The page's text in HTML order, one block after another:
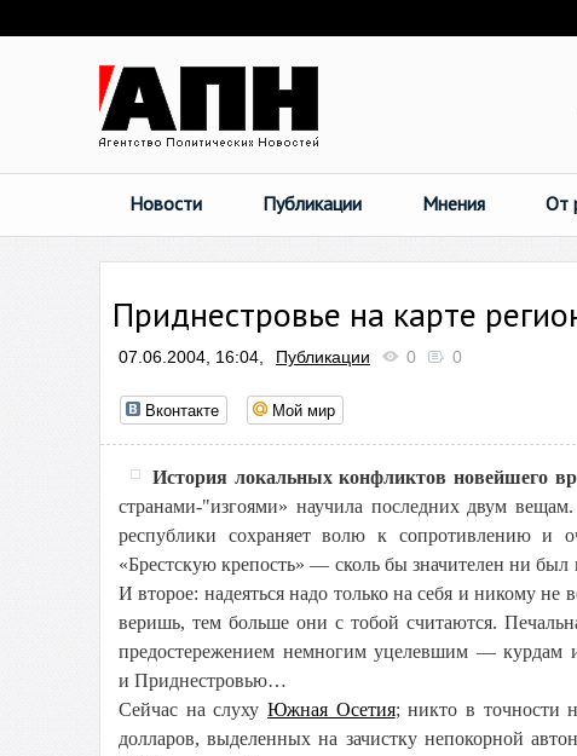
Новости Публикации Мнения От
Приднестровье на карте
07.06.2004, 16:04, Публикации 0 0
Вконтакте Мой мир
История локальных конфликтов новейшего
странами-"изгоями» научила последних двум
республики сохраняет волю к сопротивлению и
«Брестскую крепость» — сколь бы значителен ни
И второе: надеяться надо только на себя и никому
веришь, тем больше они с тобой считаются.
предостережением немногим уцелевшим —
и Приднестровью…
Сейчас на слуху Южная Осетия; никто в точности
долларов, выделенных на зачистку непокорной